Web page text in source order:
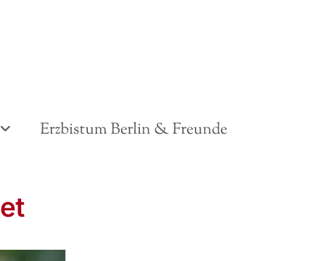
Erzbistum Berlin & Freunde